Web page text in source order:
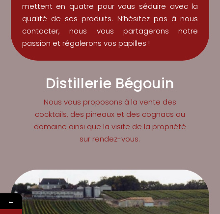
mettent en quatre pour vous séduire avec la
qualité de ses produits. N’hésitez pas à nous
contacter, nous vous partagerons notre
passion et régalerons vos papilles !
Distillerie Bégouin
Nous vous proposons à la vente des
cocktails, des pineaux et des cognacs au
domaine ainsi que la visite de la propriété
sur rendez-vous.
←